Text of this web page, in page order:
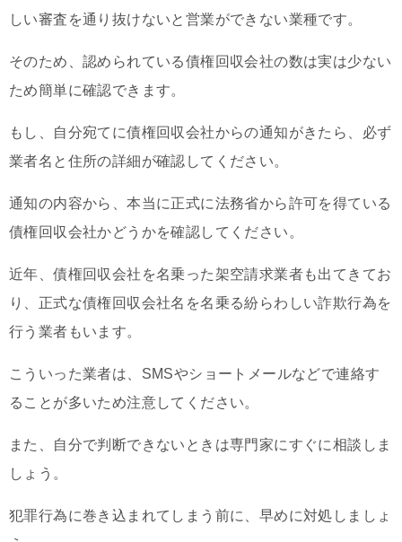
しい審査を通り抜けないと営業ができない業種です。
そのため、認められている債権回収会社の数は実は少ない
ため簡単に確認できます。
もし、自分宛てに債権回収会社からの通知がきたら、必ず
業者名と住所の詳細が確認してください。
通知の内容から、本当に正式に法務省から許可を得ている
債権回収会社かどうかを確認してください。
近年、債権回収会社を名乗った架空請求業者も出てきてお
り、正式な債権回収会社名を名乗る紛らわしい詐欺行為を
行う業者もいます。
こういった業者は、SMSやショートメールなどで連絡す
ることが多いため注意してください。
また、自分で判断できないときは専門家にすぐに相談しま
しょう。
犯罪行為に巻き込まれてしまう前に、早めに対処しましょ